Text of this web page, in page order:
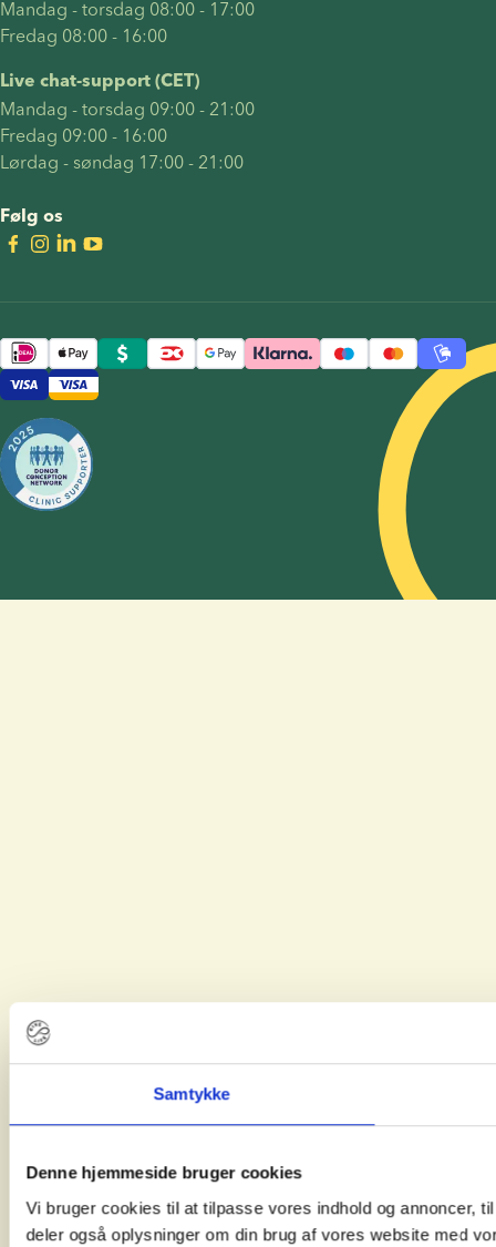
Samtykke
Denne hjemmeside bruger cookies
Vi bruger cookies til at tilpasse vores indhold og annoncer,
deler også oplysninger om din brug af vores website med
Mandag - torsdag 08:00 - 17:00
Fredag 08:00 - 16:00
Live chat-support (CET)
Mandag - torsdag 09:00 - 21:00
Fredag 09:00 - 16:00
Lørdag - søndag 17:00 - 21:00
Følg os